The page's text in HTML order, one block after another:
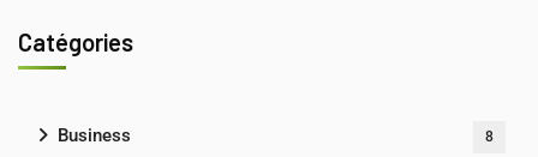
Catégories
Business 8